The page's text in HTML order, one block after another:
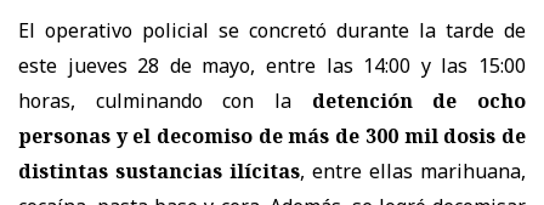
El operativo policial se concretó durante la tarde de
este jueves 28 de mayo, entre las 14:00 y las 15:00
horas, culminando con la detención de ocho
personas y el decomiso de más de 300 mil dosis de
distintas sustancias ilícitas, entre ellas marihuana,